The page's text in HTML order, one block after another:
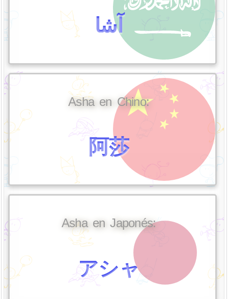
آشا
Asha en Chino:
阿莎
Asha en Japonés:
アシャ